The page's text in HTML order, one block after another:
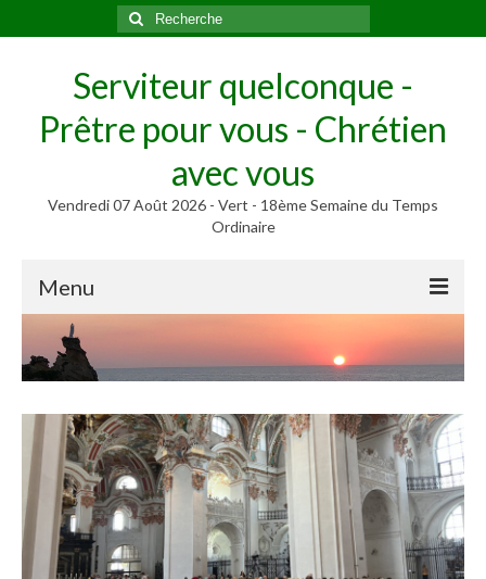
Rechercher
:
Serviteur quelconque -
Prêtre pour vous - Chrétien
avec vous
Vendredi 07 Août 2026 - Vert - 18ème Semaine du Temps
Ordinaire
Menu
Méditer
Homélies, Poèmes
Poèmes
Homélies
Homélies de Mariages
Homélies de Pèlerinages